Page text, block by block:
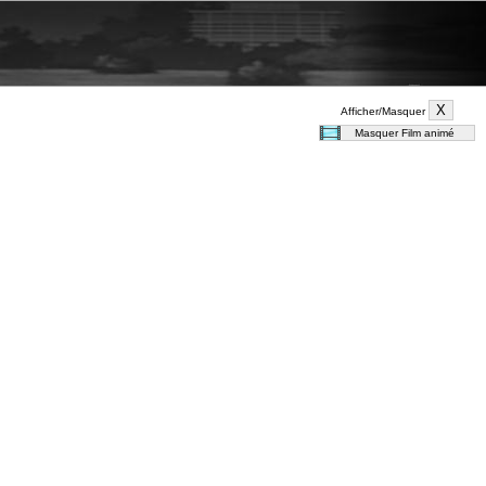
Afficher/Masquer